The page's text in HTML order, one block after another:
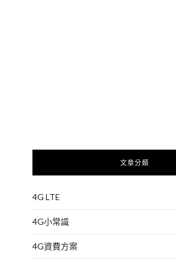
文章分類
4G LTE
4G小常識
4G資費方案